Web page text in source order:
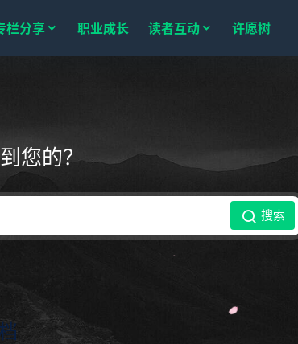
栏分享 职业成长 读者互动 许愿树
您的？
搜索